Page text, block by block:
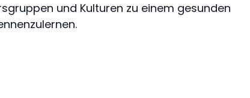
und Kulturen zu einem gesunden